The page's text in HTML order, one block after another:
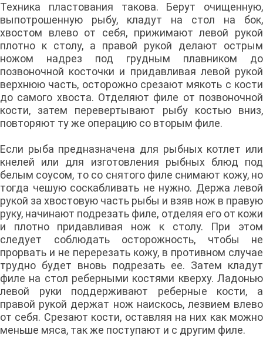
Техника пластования такова. Берут очищенную,
выпотрошенную рыбу, кладут на стол на бок,
хвостом влево от себя, прижимают левой рукой
плотно к столу, а правой рукой делают острым
ножом надрез под грудным плавником до
позвоночной косточки и придавливая левой рукой
верхнюю часть, осторожно срезают мякоть с кости
до самого хвоста. Отделяют филе от позвоночной
кости, затем перевертывают рыбу костью вниз,
повторяют ту же операцию со вторым филе.
Если рыба предназначена для рыбных котлет или
кнелей или для изготовления рыбных блюд под
белым соусом, то со снятого филе снимают кожу, но
тогда чешую соскабливать не нужно. Держа левой
рукой за хвостовую часть рыбы и взяв нож в правую
руку, начинают подрезать филе, отделяя его от кожи
и плотно придавливая нож к столу. При этом
следует соблюдать осторожность, чтобы не
прорвать и не перерезать кожу, в противном случае
трудно будет вновь подрезать ее. Затем кладут
филе на стол реберными костями кверху. Ладонью
левой руки поддерживают реберные кости, а
правой рукой держат нож наискось, лезвием влево
от себя. Срезают кости, оставляя на них как можно
меньше мяса, так же поступают и с другим филе.